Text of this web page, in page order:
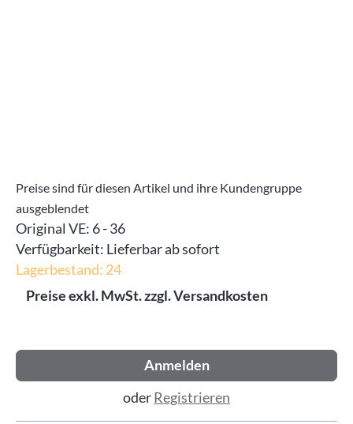
Preise sind für diesen Artikel und ihre Kundengruppe
ausgeblendet
Original VE: 6 - 36
Verfügbarkeit: Lieferbar ab sofort
Lagerbestand: 24
Preise exkl. MwSt. zzgl. Versandkosten
Anmelden
oderRegistrieren